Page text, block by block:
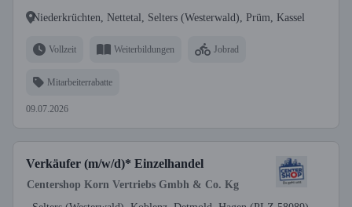
Niederkrüchten, Nettetal, Selters (Westerwald), Prüm, Kassel
Vollzeit Weiterbildungen Jobrad
Mitarbeiterrabatte
09.07.2026
Verkäufer (m/w/d)* Einzelhandel
Centershop Korn Vertriebs Gmbh & Co. Kg